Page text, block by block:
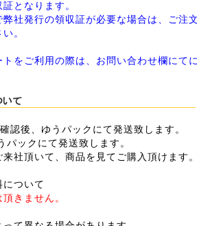
となります。
社発行の領収証が必要な場合は、ご注
。
をご利用の際は、お問い合わせ欄にて
認後、ゆうパックにて発送致します。
パックにて発送致します。
社頂いて、商品を見てご購入頂けます。
ついて
きません。